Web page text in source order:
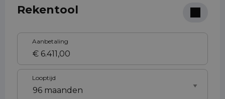
Rekentool
Aanbetaling
Looptijd